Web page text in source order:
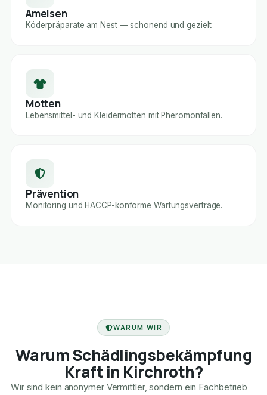
Ameisen
Köderpräparate am Nest — schonend und gezielt.
Motten
Lebensmittel- und Kleidermotten mit Pheromonfallen.
Prävention
Monitoring und HACCP-konforme Wartungsverträge.
WARUM WIR
Warum Schädlingsbekämpfung
Kraft in Kirchroth?
Wir sind kein anonymer Vermittler, sondern ein Fachbetrieb